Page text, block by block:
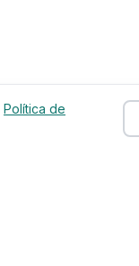
Política de